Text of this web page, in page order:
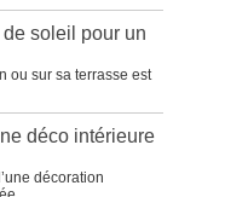
soleil pour un
ou sur sa terrasse est
déco intérieure
décoration